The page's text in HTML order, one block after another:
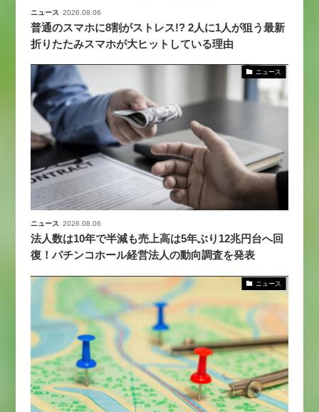
ニュース 2026.08.06
普通のスマホに8割がストレス!? 2人に1人が狙う最新
折りたたみスマホが大ヒットしている理由
ニュース
ニュース 2026.08.06
法人数は10年で半減も売上高は5年ぶり12兆円台へ回
復！パチンコホール経営法人の動向調査を発表
ニュース